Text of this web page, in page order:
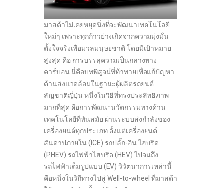
มาสด้าไม่เคยหยุดนิ่งที่จะพัฒนาเทคโนโลยี
ใหม่ๆ เพราะทุกก้าวย่างเกิดจากความมุ่งมั่น
ตั้งใจจริงเพื่อมวลมนุษยชาติ โดยมีเป้าหมาย
สูงสุด คือ การบรรลุความเป็นกลางทาง
คาร์บอน นี่คือบทพิสูจน์ที่ท้าทายเพื่อแก้ปัญหา
ด้านส่งแวดล้อมในฐานะผู้ผลิตรถยนต์
สัญชาติญี่ปุ่น หนึ่งในวิธีที่ทรงประสิทธิภาพ
มากที่สุด คือการพัฒนานวัตกรรมทางด้าน
เทคโนโลยีที่ทันสมัย ผ่านระบบส่งกำลังของ
เครื่องยนต์ทุกประเภท ตั้งแต่เครื่องยนต์
สันดาปภายใน (ICE) รถปลั๊ก-อิน ไฮบริด
(PHEV) รถไฟฟ้าไฮบริด (HEV) ไปจนถึง
รถไฟฟ้าเต็มรูปแบบ (EV) วิวัตนาการเหล่านี้
คือหนึ่งในวิถีทางไปสู่ Well-to-wheel ที่มาสด้า